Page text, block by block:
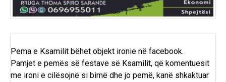
Pema e Ksamilit bëhet objekt ironie në facebook.
Pamjet e pemës së festave së Ksamilit, që komentuesit
me ironi e cilësojnë si bimë dhe jo pemë, kanë shkaktuar